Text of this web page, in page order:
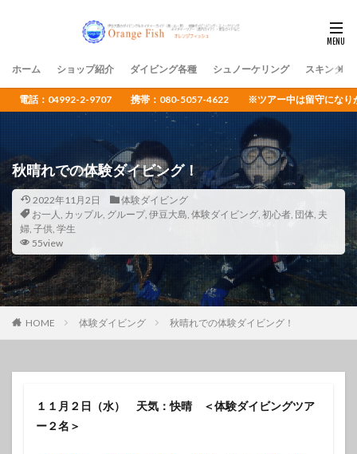
ホーム ショップ紹介 ダイビング各種 シュノーケリング スキンダイ
電話：04992-2-9707 携帯：080-5057-4622 ※ツアー中は留守になりがち
秋晴れでの体験ダイビング！
2022年11月2日
体験ダイビング
お一人, カップル, グループ, 伊豆大島, 体験ダイビング, 初心者, 団体, 夫
婦, 子供, 学生
55view
HOME 体験ダイビング 秋晴れでの体験ダイビング！
１１月２日（水） 天気：快晴 ＜体験ダイビングツア
ー２名＞